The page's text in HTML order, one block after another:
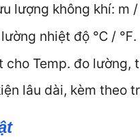
lượng không khí: m
lường nhiệt độ ℃ / ℉.
cho Temp. đo lường,
lâu dài, kèm theo